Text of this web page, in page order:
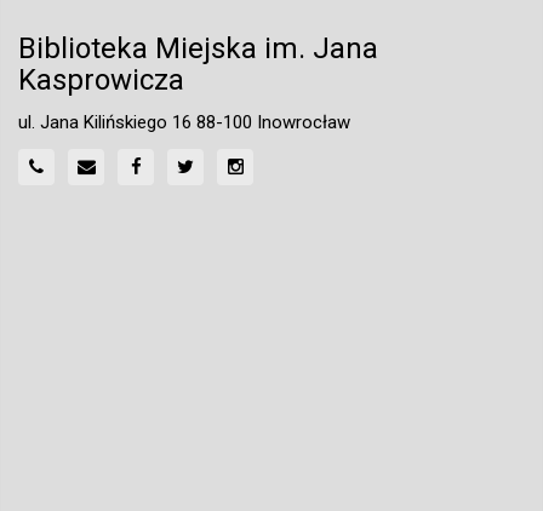
Biblioteka Miejska im. Jana
Kasprowicza
ul. Jana Kilińskiego 16 88-100 Inowrocław